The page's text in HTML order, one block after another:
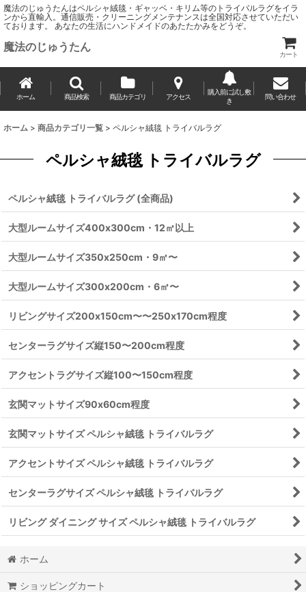
魔法のじゅうたんはペルシャ絨毯・ギャッベ・キリム等のトライバルラグをイラ
ンから直輸入。通信販売・クリーニングメンテナンスは全国対応させていただい
ております。 あなたの生活にハンドメイドのあたたかみをどうぞ。
魔法のじゅうたん
カート
ホーム 商品検索 商品カテゴリ アクセス
購入前に試し敷
き
問い合わせ
ホーム > 商品カテゴリ一覧 > ペルシャ絨毯 トライバルラグ
ペルシャ絨毯 トライバルラグ
ペルシャ絨毯 トライバルラグ (全商品)
大型ルームサイズ400x300cm・12㎡以上
大型ルームサイズ350x250cm・9㎡〜
大型ルームサイズ300x200cm・6㎡〜
リビングサイズ200x150cm〜〜250x170cm程度
センターラグサイズ縦150〜200cm程度
アクセントラグサイズ縦100〜150cm程度
玄関マットサイズ90x60cm程度
玄関マットサイズ ペルシャ絨毯 トライバルラグ
アクセントサイズ ペルシャ絨毯 トライバルラグ
センターラグサイズ ペルシャ絨毯 トライバルラグ
リビング ダイニング サイズ ペルシャ絨毯 トライバルラグ
ホーム
ショッピングカート